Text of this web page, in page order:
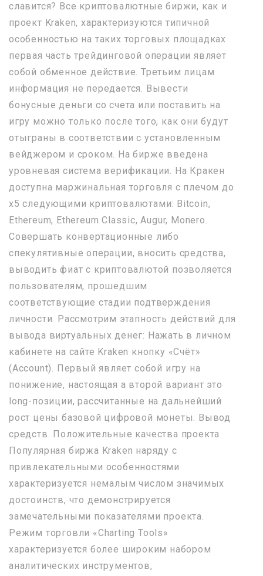
славится? Все криптовалютные биржи, как и
проект Kraken, характеризуются типичной
особенностью на таких торговых площадках
первая часть трейдинговой операции являет
собой обменное действие. Третьим лицам
информация не передается. Вывести
бонусные деньги со счета или поставить на
игру можно только после того, как они будут
отыграны в соответствии с установленным
вейджером и сроком. На бирже введена
уровневая система верификации. На Кракен
доступна маржинальная торговля с плечом до
x5 следующими криптовалютами: Bitcoin,
Ethereum, Ethereum Classic, Augur, Monero.
Совершать конвертационные либо
спекулятивные операции, вносить средства,
выводить фиат с криптовалютой позволяется
пользователям, прошедшим
соответствующие стадии подтверждения
личности. Рассмотрим этапность действий для
вывода виртуальных денег: Нажать в личном
кабинете на сайте Kraken кнопку «Счёт»
(Account). Первый являет собой игру на
понижение, настоящая а второй вариант это
long-позиции, рассчитанные на дальнейший
рост цены базовой цифровой монеты. Вывод
средств. Положительные качества проекта
Популярная биржа Kraken наряду с
привлекательными особенностями
характеризуется немалым числом значимых
достоинств, что демонстрируется
замечательными показателями проекта.
Режим торговли «Charting Tools»
характеризуется более широким набором
аналитических инструментов,